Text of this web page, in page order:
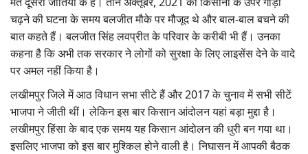
चढ़ने की घटना के समय बलजीत मौके पर मौजूद थे और बाल-बाल बचने की
बात कहते हैं। बलजीत सिंह लवप्रीत के परिवार के करीबी भी हैं। उनका
कहना है कि अभी तक सरकार ने लोगों को सुरक्षा के लिए लाइसेंस देने के वादे
पर अमल नहीं किया है।
लखीमपुर जिले में आठ विधान सभा सीटे हैं और 2017 के चुनाव में सभी सीटें
भाजपा ने जीती थीं। लेकिन इस बार किसान आंदोलन यहां बड़ा मुद्दा है।
लखीमपुर हिंसा के बाद एक समय यह किसान आंदोलन की धुरी बन गया था।
इसलिए भाजपा को इस बार मुश्किल होने वाली है। निघासन में आपकी बैठक